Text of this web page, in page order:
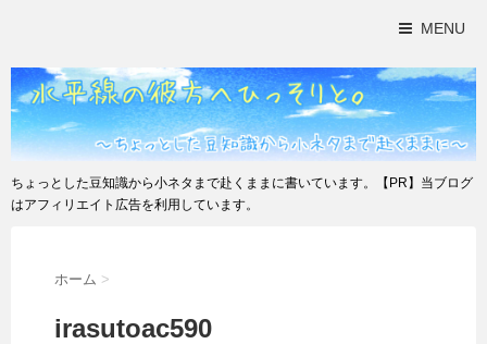
MENU
ちょっとした豆知識から小ネタまで赴くままに書いています。【PR】当ブログ
はアフィリエイト広告を利用しています。
ホーム >
irasutoac590